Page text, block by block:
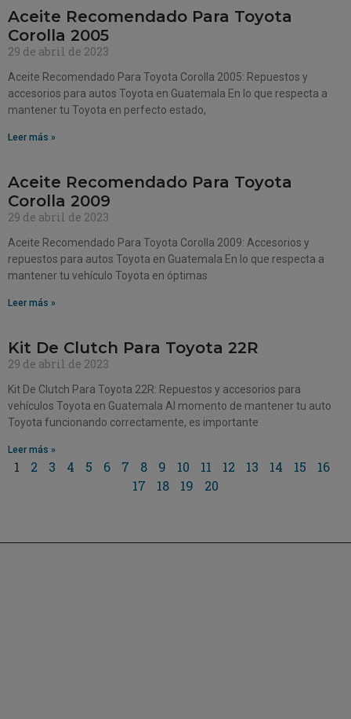
Aceite Recomendado Para Toyota
Corolla 2005
29 de abril de 2023
Aceite Recomendado Para Toyota Corolla 2005: Repuestos y
accesorios para autos Toyota en Guatemala En lo que respecta a
mantener tu Toyota en perfecto estado,
Leer más »
Aceite Recomendado Para Toyota
Corolla 2009
29 de abril de 2023
Aceite Recomendado Para Toyota Corolla 2009: Accesorios y
repuestos para autos Toyota en Guatemala En lo que respecta a
mantener tu vehículo Toyota en óptimas
Leer más »
Kit De Clutch Para Toyota 22R
29 de abril de 2023
Kit De Clutch Para Toyota 22R: Repuestos y accesorios para
vehículos Toyota en Guatemala Al momento de mantener tu auto
Toyota funcionando correctamente, es importante
Leer más »
1 2 3 4 5 6 7 8 9 10 11 12 13 14 15
16
17
18 19 20